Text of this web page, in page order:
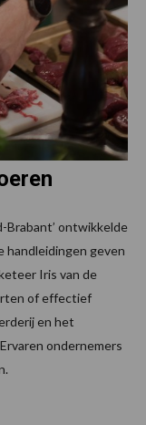
Brabant’ ontwikkelde
handleidingen geven
Iris van de
of effectief
en het
ondernemers